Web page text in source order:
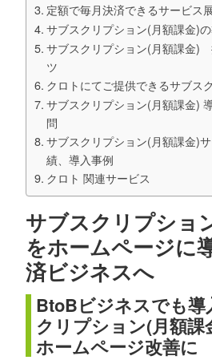
定額で毎月決済できるサービス
サブスクリプション(月額課金)
サブスクリプション(月額課金)
ツ
クロトにてご提供できるサブス
サブスクリプション(月額課金)
問
サブスクリプション(月額課金)
績、導入事例
クロト 関連サービス
サブスクリプショ
をホームページに
済ビジネスへ
BtoBビジネスでも導
クリプション(月額課
ホームページ改善に